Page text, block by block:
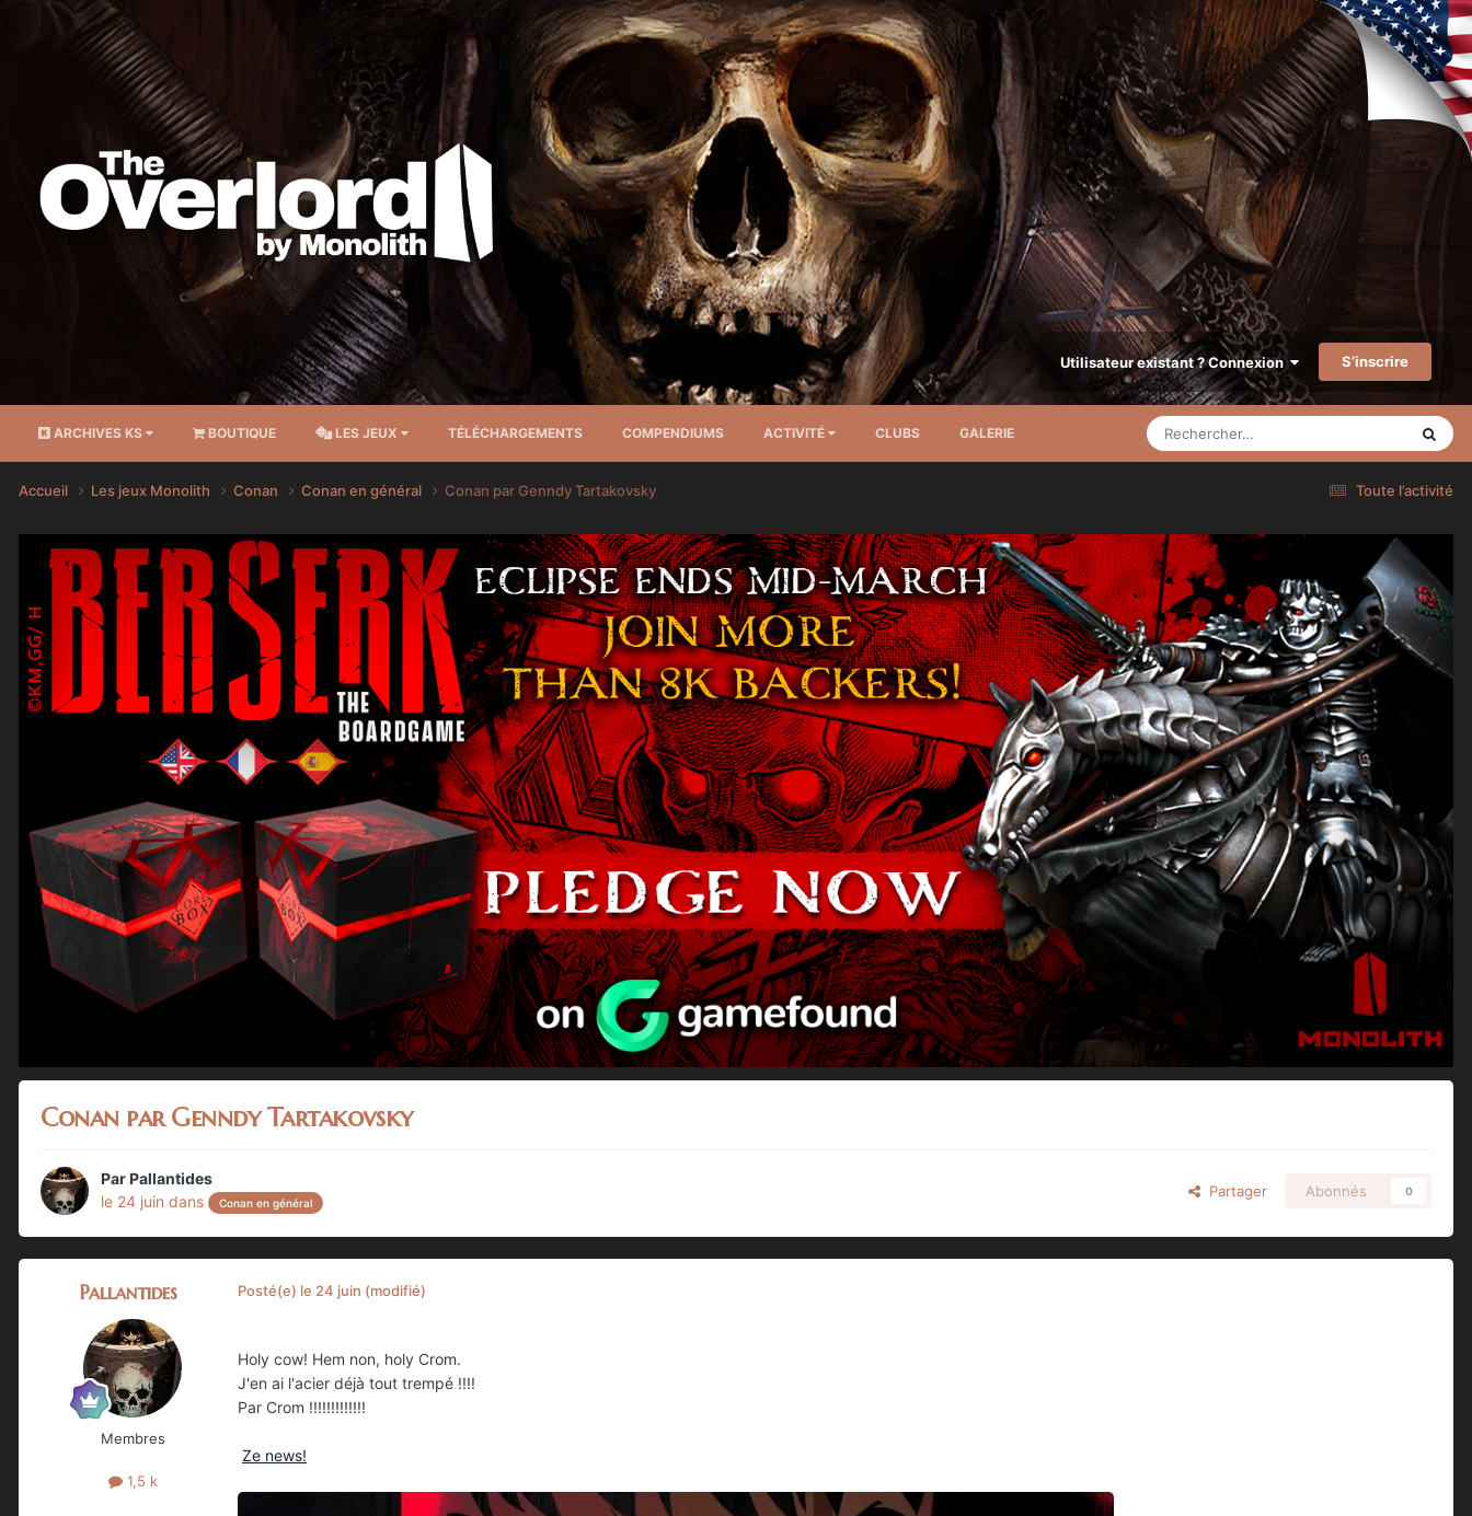
Utilisateur existant ? Connexion S’inscrire
ARCHIVES KS BOUTIQUE LES JEUX TÉLÉCHARGEMENTS COMPENDIUMS ACTIVITÉ CLUBS GALERIE
Toute l’activité
Accueil Les jeux Monolith Conan Conan en général Conan par Genndy Tartakovsky
Conan par Genndy Tartakovsky
ParPallantides
le 24 juin dans Conan en général
Partager Abonnés 0
Pallantides
Membres
1,5 k
Posté(e) le 24 juin (modifié)
Holy cow! Hem non, holy Crom.
J'en ai l'acier déjà tout trempé !!!!
Par Crom !!!!!!!!!!!!!
Ze news!